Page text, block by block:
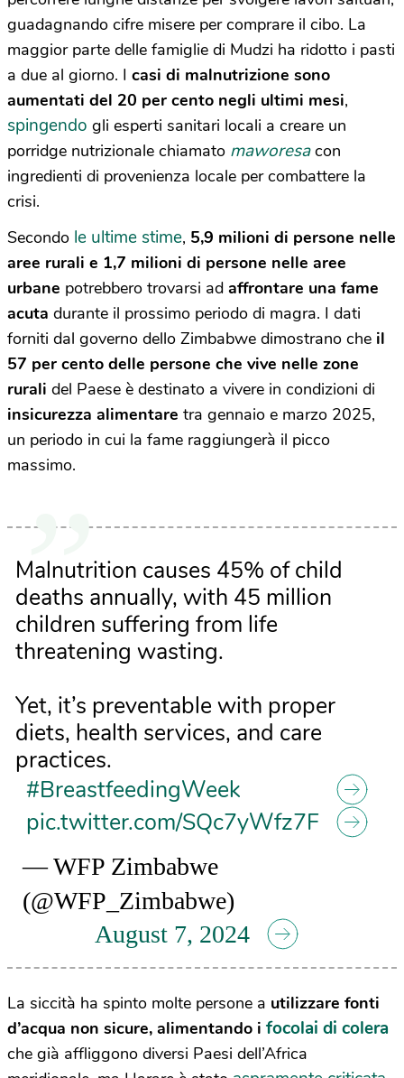
guadagnando cifre misere per comprare il cibo. La
maggior parte delle famiglie di Mudzi ha ridotto i pasti
a due al giorno. I casi di malnutrizione sono
aumentati del 20 per cento negli ultimi mesi,
spingendo gli esperti sanitari locali a creare un
porridge nutrizionale chiamato maworesacon
ingredienti di provenienza locale per combattere la
crisi.
Secondo le ultime stime, 5,9 milioni di persone nelle
aree rurali e 1,7 milioni di persone nelle aree
urbane potrebbero trovarsi ad affrontare una fame
acuta durante il prossimo periodo di magra. I dati
forniti dal governo dello Zimbabwe dimostrano che il
57 per cento delle persone che vive nelle zone
rurali del Paese è destinato a vivere in condizioni di
insicurezza alimentare tra gennaio e marzo 2025,
un periodo in cui la fame raggiungerà il picco
massimo.
Malnutrition causes 45% of child
deaths annually, with 45 million
children suffering from life
threatening wasting.
Yet, it’s preventable with proper
diets, health services, and care
practices.
#BreastfeedingWeek
pic.twitter.com/SQc7yWfz7F
— WFP Zimbabwe
(@WFP_Zimbabwe)
August 7, 2024
La siccità ha spinto molte persone a utilizzare fonti
d’acqua non sicure, alimentando i focolai di colera
che già affliggono diversi Paesi dell’Africa